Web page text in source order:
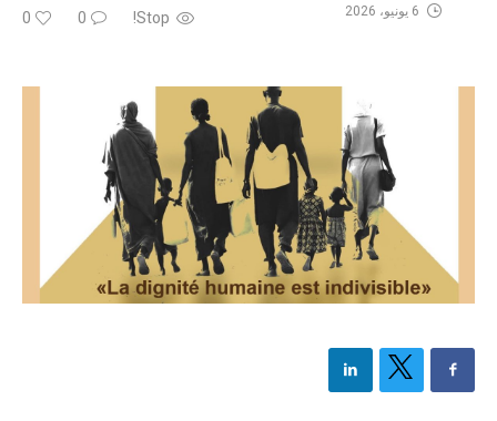
Stop!
0
0 6 يونيو، 2026